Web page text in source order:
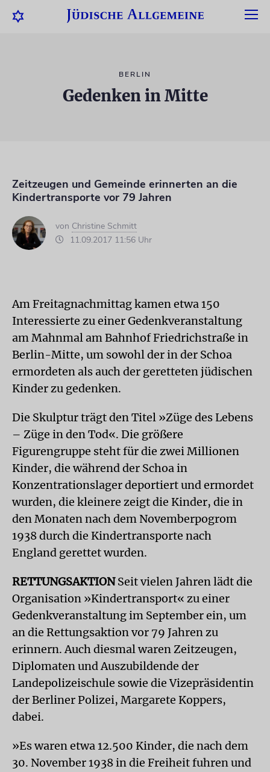
BERLIN
Gedenken in Mitte
Zeitzeugen und Gemeinde erinnerten an die
Kindertransporte vor 79 Jahren
von Christine Schmitt
11.09.2017 11:56 Uhr
Am Freitagnachmittag kamen etwa 150
Interessierte zu einer Gedenkveranstaltung
am Mahnmal am Bahnhof Friedrichstraße in
Berlin-Mitte, um sowohl der in der Schoa
ermordeten als auch der geretteten jüdischen
Kinder zu gedenken.
Die Skulptur trägt den Titel »Züge des Lebens
– Züge in den Tod«. Die größere
Figurengruppe steht für die zwei Millionen
Kinder, die während der Schoa in
Konzentrationslager deportiert und ermordet
wurden, die kleinere zeigt die Kinder, die in
den Monaten nach dem Novemberpogrom
1938 durch die Kindertransporte nach
England gerettet wurden.
RETTUNGSAKTIONSeit vielen Jahren lädt die
Organisation »Kindertransport« zu einer
Gedenkveranstaltung im September ein, um
an die Rettungsaktion vor 79 Jahren zu
erinnern. Auch diesmal waren Zeitzeugen,
Diplomaten und Auszubildende der
Landepolizeischule sowie die Vizepräsidentin
der Berliner Polizei, Margarete Koppers,
dabei.
»Es waren etwa 12.500 Kinder, die nach dem
30. November 1938 in die Freiheit fuhren und